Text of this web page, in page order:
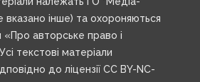
вказано інше) та охороняються
«Про авторське право і
текстові матеріали
до ліцензії CC BY-NC-